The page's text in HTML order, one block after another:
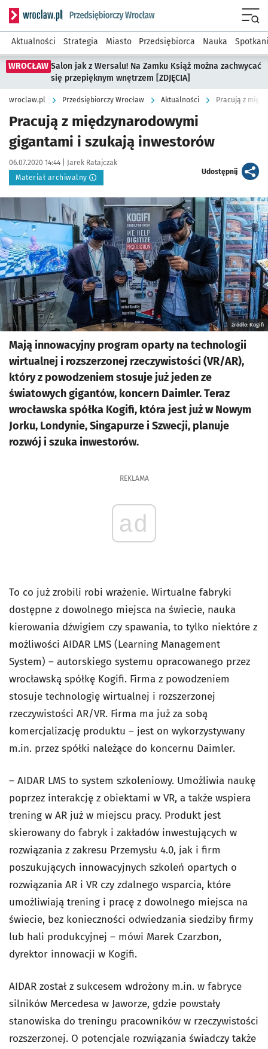
Serwis informacyjny wroclaw.pl podserwis: Strategia
Aktualności Strategia Miasto Przedsiębiorca Nauka
WROCŁAW Salon jak z Wersalu! Na Zamku Książ można zachwycać
się przepięknym wnętrzem [ZDJĘCIA]
wroclaw.pl Przedsiębiorczy Wrocław Aktualności Pracują z
Pracują z międzynarodowymi
gigantami i szukają inwestorów
Data publikacji:
06.07.2020 14:44 | Autor:
Jarek Ratajczak
Materiał archiwalny
Udostępnijartykuł
Kliknij, aby powiększyć
źródło: Kogifi
Mają innowacyjny program oparty na technologii
wirtualnej i rozszerzonej rzeczywistości (VR/AR),
który z powodzeniem stosuje już jeden ze
światowych gigantów, koncern Daimler. Teraz
wrocławska spółka Kogifi, która jest już w Nowym
Jorku, Londynie, Singapurze i Szwecji, planuje
rozwój i szuka inwestorów.
REKLAMA
ad
To co już zrobili robi wrażenie. Wirtualne fabryki
dostępne z dowolnego miejsca na świecie, nauka
kierowania dźwigiem czy spawania, to tylko niektóre z
możliwości AIDAR LMS (Learning Management
System) – autorskiego systemu opracowanego przez
wrocławską spółkę Kogifi. Firma z powodzeniem
stosuje technologię wirtualnej i rozszerzonej
rzeczywistości AR/VR. Firma ma już za sobą
komercjalizację produktu – jest on wykorzystywany
m.in. przez spółki należące do koncernu Daimler.
– AIDAR LMS to system szkoleniowy. Umożliwia naukę
poprzez interakcję z obiektami w VR, a także wspiera
trening w AR już w miejscu pracy. Produkt jest
skierowany do fabryk i zakładów inwestujących w
rozwiązania z zakresu Przemysłu 4.0, jak i firm
poszukujących innowacyjnych szkoleń opartych o
rozwiązania AR i VR czy zdalnego wsparcia, które
umożliwiają trening i pracę z dowolnego miejsca na
świecie, bez konieczności odwiedzania siedziby firmy
lub hali produkcyjnej – mówi Marek Czarzbon,
dyrektor innowacji w Kogifi.
AIDAR został z sukcesem wdrożony m.in. w fabryce
silników Mercedesa w Jaworze, gdzie powstały
stanowiska do treningu pracowników w rzeczywistości
rozszerzonej. O potencjale rozwiązania świadczy także